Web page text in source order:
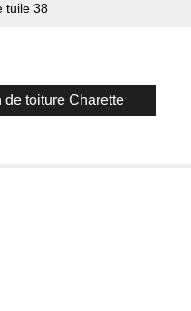
tuile 38
de toiture Charette